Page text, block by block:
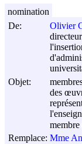
De:
Olivier
Objet:
des
Remplace: Mme
nomination